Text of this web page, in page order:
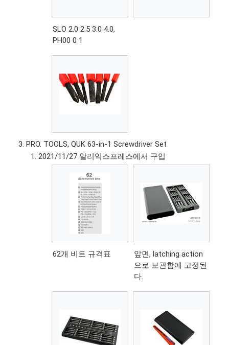
SLO 2.0 2.5 3.0 4.0,
PH00 0 1
PRO. TOOLS, QUK 63-in-1 Screwdriver Set
2021/11/27 알리익스프레스에서 구입
62개 비트 규격표
앞면, latching action
으로 보관함에 고정된
다.